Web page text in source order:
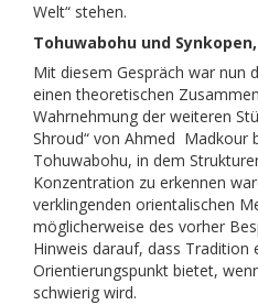
Welt“ stehen.
Tohuwabohu und
Mit diesem Gespräch war nun
einen theoretischen
Wahrnehmung der weiteren
Shroud“ von Ahmed Madkour
Tohuwabohu, in dem
Konzentration zu erkennen
verklingenden orientalischen
möglicherweise des vorher
Hinweis darauf, dass Tradition
Orientierungspunkt bietet,
schwierig wird.